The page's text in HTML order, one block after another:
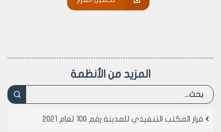
6- يجب تقديم مخطط للدرج وفق الأسس الواردة أعلاه
الممنوحة سابقاً والتي لا تنطبق عليها كامل الشروط أعلاه
لاتخاذ القرار المناسب.
المزيد من الأنظمة
قرار المكتب التنفيذي للمدينة رقم 100 لعام 2021